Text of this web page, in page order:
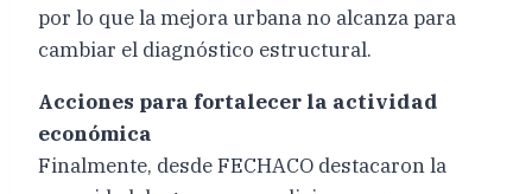
por lo que la mejora urbana no alcanza para
cambiar el diagnóstico estructural.
Acciones para fortalecer la actividad
económica
Finalmente, desde FECHACO destacaron la